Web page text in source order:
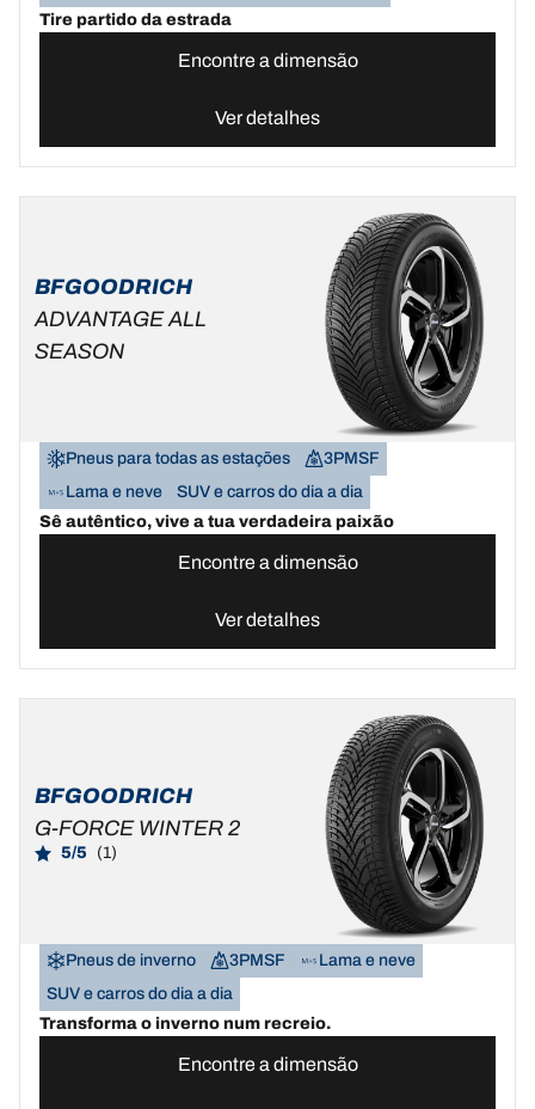
Tire partido da estrada
Encontre a dimensão
Ver detalhes
BFGOODRICH
ADVANTAGE ALL
SEASON
Pneus para todas as estações
3PMSF
Lama e neve
SUV e carros do dia a dia
Sê autêntico, vive a tua verdadeira paixão
Encontre a dimensão
Ver detalhes
BFGOODRICH
G-FORCE WINTER 2
5/5 (1)
Pneus de inverno 3PMSF
Lama e neve
SUV e carros do dia a dia
Transforma o inverno num recreio.
Encontre a dimensão